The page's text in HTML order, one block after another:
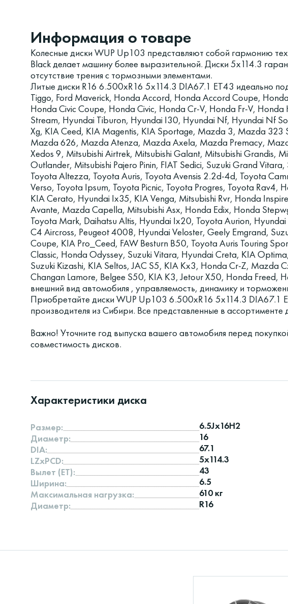
Информация о товаре
Колесные диски WUP Up103 представляют собой гармонию
Black делает машину более выразительной. Диски 5x114.3
отсутствие трения с тормозными элементами.
Литые диски R16 6.500xR16 5x114.3 DIA67.1 ET43 идеально
Tiggo, Ford Maverick, Honda Accord, Honda Accord Coupe,
Honda Civic Coupe, Honda Civic, Honda Cr-V, Honda Fr-V,
Stream, Hyundai Tiburon, Hyundai I30, Hyundai Nf, Hyundai Nf
Xg, KIA Ceed, KIA Magentis, KIA Sportage, Mazda 3, Mazda
Mazda 626, Mazda Atenza, Mazda Axela, Mazda Premacy,
Xedos 9, Mitsubishi Airtrek, Mitsubishi Galant, Mitsubishi Grandis,
Outlander, Mitsubishi Pajero Pinin, FIAT Sedici, Suzuki Grand Vitara,
Toyota Altezza, Toyota Auris, Toyota Avensis 2.2d-4d, Toyota
Verso, Toyota Ipsum, Toyota Picnic, Toyota Progres, Toyota Rav4,
KIA Cerato, Hyundai Ix35, KIA Venga, Mitsubishi Rvr, Honda
Avante, Mazda Capella, Mitsubishi Asx, Honda Edix, Honda
Toyota Mark, Daihatsu Altis, Hyundai Ix20, Toyota Aurion,
C4 Aircross, Peugeot 4008, Hyundai Veloster, Geely Emgrand,
Coupe, KIA Pro_Ceed, FAW Besturn B50, Toyota Auris Touring
Classic, Honda Odyssey, Suzuki Vitara, Hyundai Creta, KIA
Suzuki Kizashi, KIA Seltos, JAC S5, KIA Kx3, Honda Cr-Z, Mazda
Changan Lamore, Belgee S50, KIA K3, Jetour X50, Honda Freed,
внешний вид автомобиля , управляемость, динамику и
Приобретайте диски WUP Up103 6.500xR16 5x114.3 DIA67.1
производителя из Сибири. Все представленные в
Важно! Уточните год выпуска вашего автомобиля перед
совместимость дисков.
Характеристики диска
Размер:
6.5Jx16H2
Диаметр:
16
DIA:
67.1
LZxPCD:
5x114.3
Вылет (ET):
43
Ширина:
6.5
Максимальная нагрузка:
610 кг
Диаметр:
R16